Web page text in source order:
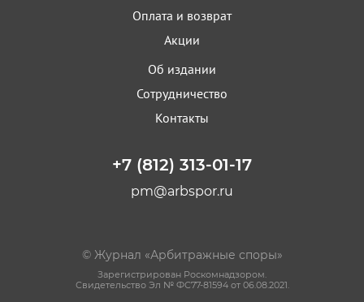
Оплата и возврат
Акции
Об издании
Сотрудничество
Контакты
+7 (812) 313-01-17
pm@arbspor.ru
© Журнал «Арбитражные споры»
Зарегистрирован Роскомнадзором.
Свидетельство Эл № ФС77-81594 от 06.08.2021.